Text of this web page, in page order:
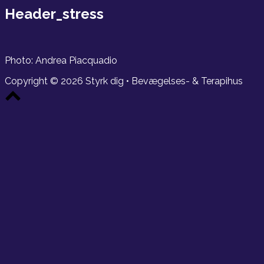
Header_stress
Photo: Andrea Piacquadio
Copyright © 2026 Styrk dig • Bevægelses- & Terapihus
Scroll
to